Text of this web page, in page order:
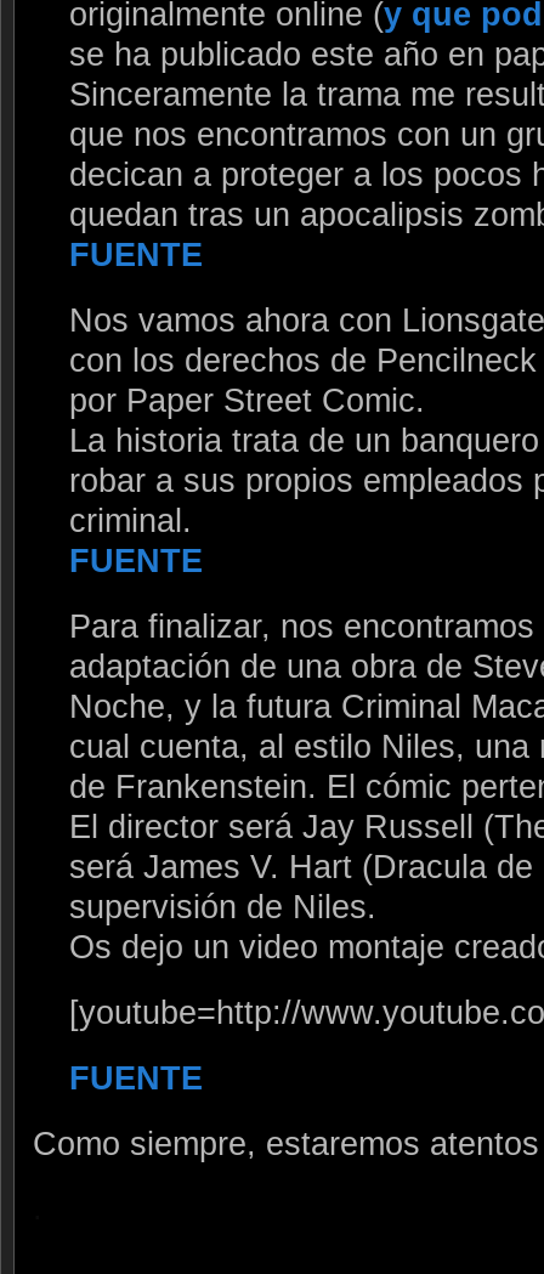
originalmente online (y que
se ha publicado este año en
Sinceramente la trama me
que nos encontramos con un
decican a proteger a los pocos
quedan tras un apocalipsis
FUENTE
Nos vamos ahora con
con los derechos de
por Paper Street Comic.
La historia trata de un
robar a sus propios empleados
criminal.
FUENTE
Para finalizar, nos
adaptación de una obra de
Noche, y la futura Criminal
cual cuenta, al estilo Niles,
de Frankenstein. El cómic
El director será Jay Russell
será James V. Hart (Dracula
supervisión de Niles.
Os dejo un video montaje
[youtube=http://
FUENTE
Como siempre, estaremos